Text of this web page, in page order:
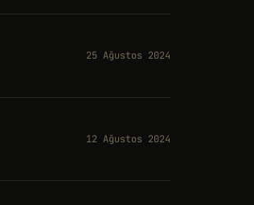
25 Ağustos 2024
12 Ağustos 2024